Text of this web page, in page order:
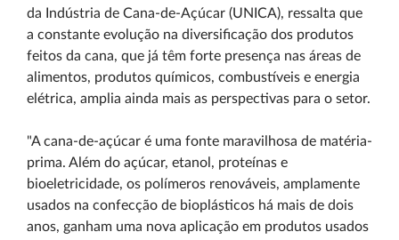
da Indústria de Cana-de-Açúcar (UNICA), ressalta que
a constante evolução na diversificação dos produtos
feitos da cana, que já têm forte presença nas áreas de
alimentos, produtos químicos, combustíveis e energia
elétrica, amplia ainda mais as perspectivas para o setor.
"A cana-de-açúcar é uma fonte maravilhosa de matéria-
prima. Além do açúcar, etanol, proteínas e
bioeletricidade, os polímeros renováveis, amplamente
usados na confecção de bioplásticos há mais de dois
anos, ganham uma nova aplicação em produtos usados